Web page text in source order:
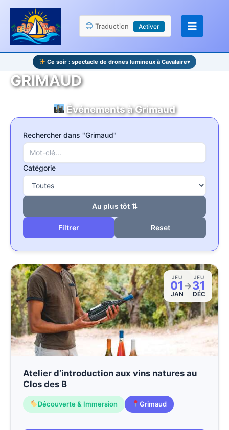
Panneau de gestion des cookies
Aller
contenu
Traduction Activer
Ce soir : spectacle de drones lumineux à Cavalaire▾
GRIMAUD
Événements à Grimaud
Rechercher dans "Grimaud"
Catégorie
Au plus tôt ⇅
Reset
JEU
01
JAN
→
JEU
31
DÉC
Atelier d’introduction aux vins natures au
Clos des B
Découverte & Immersion Grimaud